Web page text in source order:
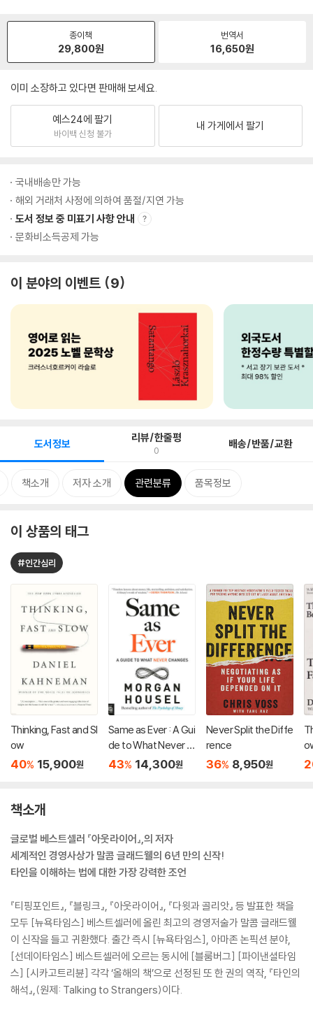
종이책
29,800원
번역서
16,650원
이미 소장하고 있다면 판매해 보세요.
예스24에 팔기
바이백 신청 불가
내 가게에서 팔기
국내배송만 가능
해외 거래처 사정에 의하여 품절/지연 가능
도서 정보 중 미표기 사항 안내
문화비소득공제 가능
이 분야의 이벤트 9
도서정보 리뷰/한줄평
0 배송/반품/교환
책소개 저자 소개 관련분류 품목정보
이 상품의 태그
#인간심리
Thinking, Fast and Sl
ow
40% 15,900원
Same as Ever : A Gui
de to What Never C
hanges
43% 14,300원
Never Split the Diffe
rence
36% 8,950원
책소개
글로벌 베스트셀러 『아웃라이어』,의 저자
세계적인 경영사상가 말콤 글래드웰의 6년 만의 신작!
타인을 이해하는 법에 대한 가장 강력한 조언
『티핑포인트』, 『블링크』, 『아웃라이어』, 『다윗과 골리앗』 등 발표한 책을
모두 [뉴욕타임스] 베스트셀러에 올린 최고의 경영저술가 말콤 글래드웰
이 신작을 들고 귀환했다. 출간 즉시 [뉴욕타임스], 아마존 논픽션 분야,
[선데이타임스] 베스트셀러에 오르는 동시에 [블룸버그] [파이낸셜타임
스] [시카고트리뷴] 각각 ‘올해의 책’으로 선정된 또 한 권의 역작, 『타인의
해석』,(원제: Talking to Strangers)이다.